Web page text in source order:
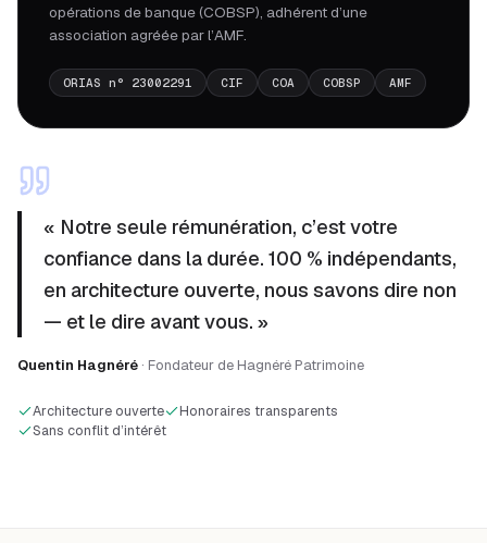
opérations de banque (COBSP), adhérent d’une
association agréée par l’AMF.
ORIAS n° 23002291 CIF COA COBSP AMF
« Notre seule rémunération, c’est votre
confiance dans la durée. 100 % indépendants,
en architecture ouverte, nous savons dire non
— et le dire avant vous. »
Quentin Hagnéré · Fondateur de Hagnéré Patrimoine
Architecture ouverte
Honoraires transparents
Sans conflit d’intérêt